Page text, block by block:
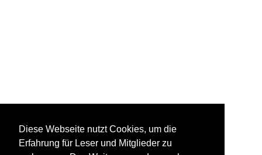
Diese Webseite nutzt Cookies, um die
Erfahrung für Leser und Mitglieder zu